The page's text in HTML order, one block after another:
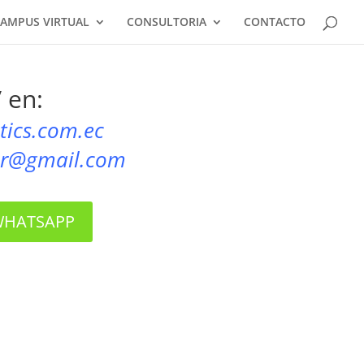
VIRTUAL CONSULTORIA CONTACTO
en: